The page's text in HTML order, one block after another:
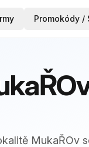
Promokódy /
MukaŘOv